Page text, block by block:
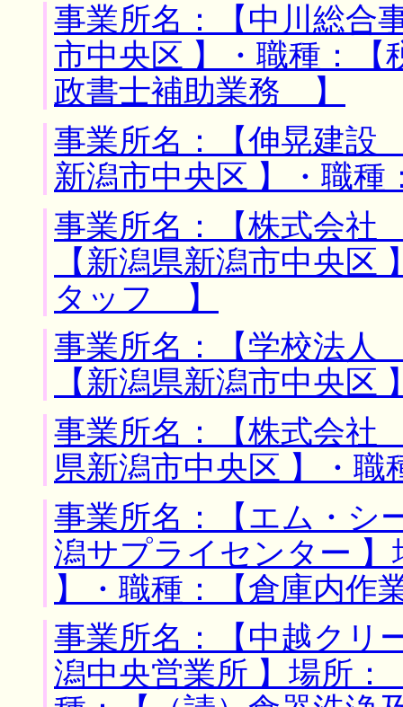
事業所名：【中川総合
市中央区 】・職種：【
政書士補助業務 】
事業所名：【伸晃建設
新潟市中央区 】・職
事業所名：【株式会
【新潟県新潟市中央
タッフ 】
事業所名：【学校法人
【新潟県新潟市中央
事業所名：【株式会社
県新潟市中央区 】・
事業所名：【エム・
潟サプライセンター
】・職種：【倉庫内作
事業所名：【中越ク
潟中央営業所 】場所：